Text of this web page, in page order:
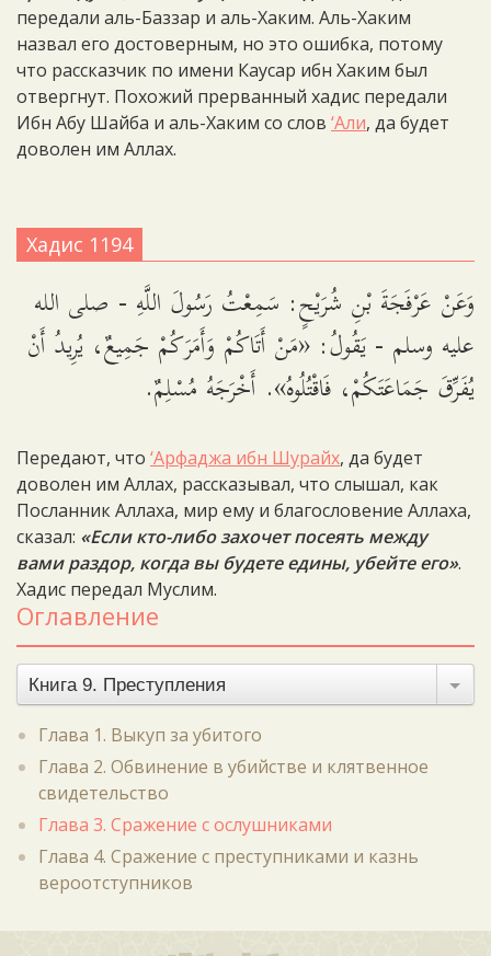
передали аль-Баззар и аль-Хаким. Аль-Хаким
назвал его достоверным, но это ошибка, потому
что рассказчик по имени Каусар ибн Хаким был
отвергнут. Похожий прерванный хадис передали
Ибн Абу Шайба и аль-Хаким со слов ‘Али, да будет
доволен им Аллах.
Хадис 1194
وَعَنْ عَرْفَجَةَ بْنِ شُرَيْحٍ: سَمِعْتُ رَسُولَ اللَّهِ - صلى الله
عليه وسلم - يَقُولُ: «مَنْ أَتَاكُمْ وَأَمَرَكُمْ جَمِيعٌ، يُرِيدُ أَنْ
يُفَرِّقَ جَمَاعَتَكُمْ، فَاقْتُلُوهُ». أَخْرَجَهُ مُسْلِمٌ.
Передают, что ‘Арфаджа ибн Шурайх, да будет
доволен им Аллах, рассказывал, что слышал, как
Посланник Аллаха, мир ему и благословение Аллаха,
сказал: «Если кто-либо захочет посеять между
вами раздор, когда вы будете едины, убейте его».
Хадис передал Муслим.
Оглавление
Книга 9. Преступления
Глава 1. Выкуп за убитого
Глава 2. Обвинение в убийстве и клятвенное
свидетельство
Глава 3. Сражение с ослушниками
Глава 4. Сражение с преступниками и казнь
вероотступников